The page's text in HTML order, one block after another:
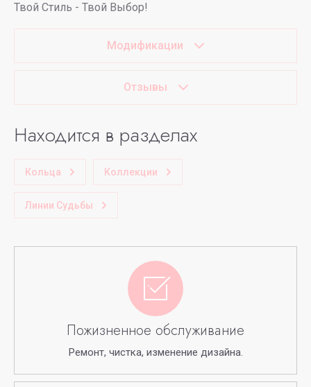
Твой Стиль - Твой Выбор!
Модификации
Отзывы
Находится в разделах
Кольца Коллекции
Линии Судьбы
Пожизненное обслуживание
Ремонт, чистка, изменение дизайна.